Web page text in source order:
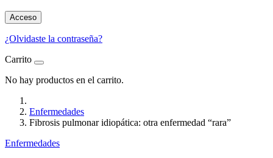
Acceso
¿Olvidaste la contraseña?
Carrito
No hay productos en el carrito.
Enfermedades
Fibrosis pulmonar idiopática: otra enfermedad “rara”
Enfermedades